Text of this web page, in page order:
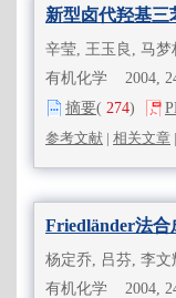
新型卤代羟基三
辛莹, 王玉良, 马
有机化学 2004,
摘要( 274)
参考文献 | 相关文章 |
Friedländer法
杨定乔, 吕芬, 李文
有机化学 2004,